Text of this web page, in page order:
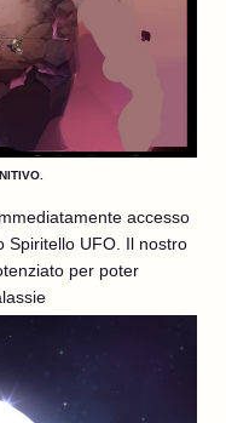
accesso
Spiritello UFO. Il nostro
per poter